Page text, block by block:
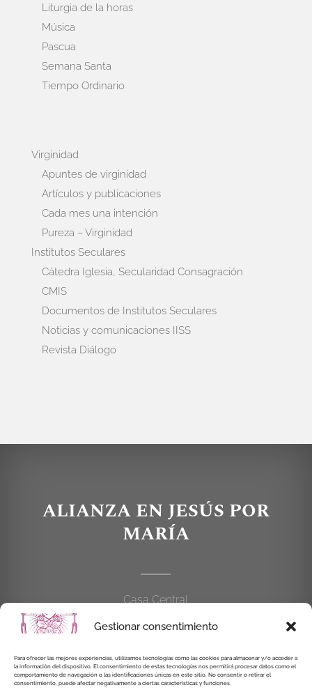
Gestionar consentimiento
Para ofrecer las mejores experiencias, utilizamos tecnologías como las cookies para almacenar y/o acceder a
la información del dispositivo. El consentimiento de estas tecnologías nos permitirá procesar datos como el
comportamiento de navegación o las identificaciones únicas en este sitio. No consentir o retirar el
consentimiento, puede afectar negativamente a ciertas características y funciones.
Liturgia de la horas
Música
Pascua
Semana Santa
Tiempo Ordinario
Virginidad
Apuntes de virginidad
Artículos y publicaciones
Cada mes una intención
Pureza – Virginidad
Institutos Seculares
Cátedra Iglesia, Secularidad Consagración
CMIS
Documentos de Institutos Seculares
Noticias y comunicaciones IISS
Revista Diálogo
ALIANZA EN JESÚS POR
MARÍA
Casa Central
C/Cardenal Cisneros, 55
914 462 114
alianzaenjesuspormaria@gmail.com